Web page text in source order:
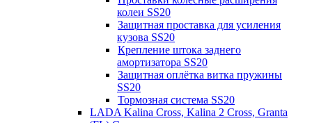
колеи SS20
Защитная проставка для усиления
кузова SS20
Крепление штока заднего
амортизатора SS20
Защитная оплётка витка пружины
SS20
Тормозная система SS20
LADA Kalina Cross, Kalina 2 Cross, Granta